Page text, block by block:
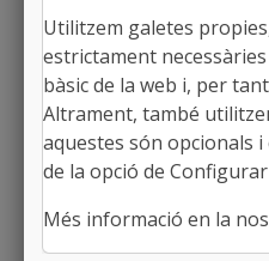
Alcalde:
L'Alt
Superfície:
http://
Utilitzem galetes
estrictament
bàsic de la web i, per
Altrament, també
aquestes són opcionals
de la opció de
Més informació en la